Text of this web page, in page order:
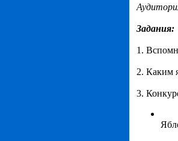
Задания:
1.
2. Каким
3.